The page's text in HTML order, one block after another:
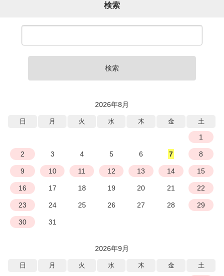
検索
検索
2026年8月
日 月 火 水 木 金 土
1
2 3 4 5 6 7 8
9 10 11 12 13 14 15
16 17 18 19 20 21 22
23 24 25 26 27 28 29
30 31
2026年9月
日 月 火 水 木 金 土